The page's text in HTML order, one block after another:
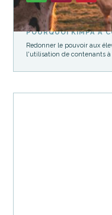
POURQUOI KIMPA A
Redonner le pouvoir aux
l'utilisation de contenants à